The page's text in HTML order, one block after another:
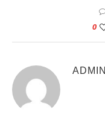
0
ADMIN